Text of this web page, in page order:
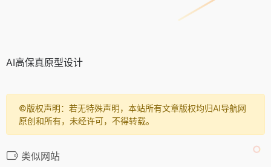
AI高保真原型设计
©️版权声明：若无特殊声明，本站所有文章版权均归AI导航网
原创和所有，未经许可，不得转载。
类似网站